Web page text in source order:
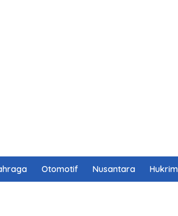
Otomotif Nusantara Hukrim